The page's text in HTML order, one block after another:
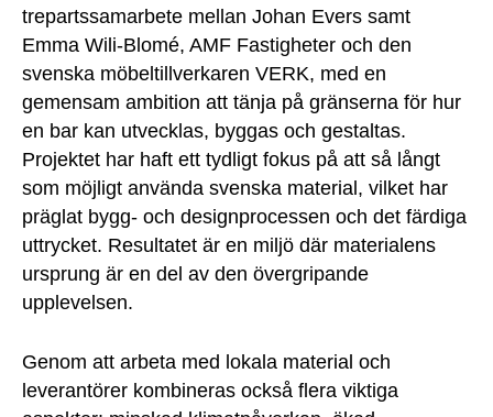
trepartssamarbete mellan Johan Evers samt
Emma Wili-Blomé, AMF Fastigheter och den
svenska möbeltillverkaren VERK, med en
gemensam ambition att tänja på gränserna för hur
en bar kan utvecklas, byggas och gestaltas.
Projektet har haft ett tydligt fokus på att så långt
som möjligt använda svenska material, vilket har
präglat bygg- och designprocessen och det färdiga
uttrycket. Resultatet är en miljö där materialens
ursprung är en del av den övergripande
upplevelsen.
Genom att arbeta med lokala material och
leverantörer kombineras också flera viktiga